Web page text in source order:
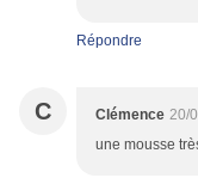
Répondre
C Clémence 20/
une mousse